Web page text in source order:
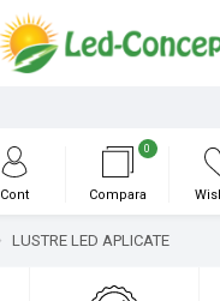
0
Compara
Cont
LUSTRE LED APLICATE